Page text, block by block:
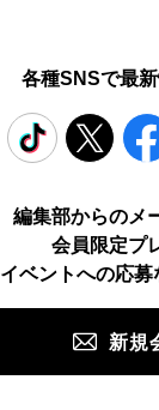
各種SNSで最新
TikTok
編集部からのメ
会員限定プ
イベントへの応
新規